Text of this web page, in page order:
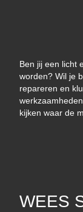
Ben jij een licht
worden? Wil je
repareren en
kijken waar de
WEES